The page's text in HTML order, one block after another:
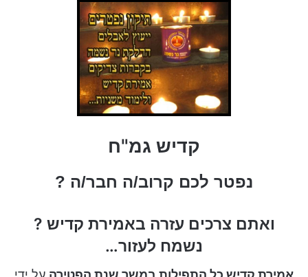
קדיש גמ"ח
נפטר לכם קרוב/ה חבר/ה ?
ואתם צרכים עזרה באמירת קדיש ?
נשמח לעזור…